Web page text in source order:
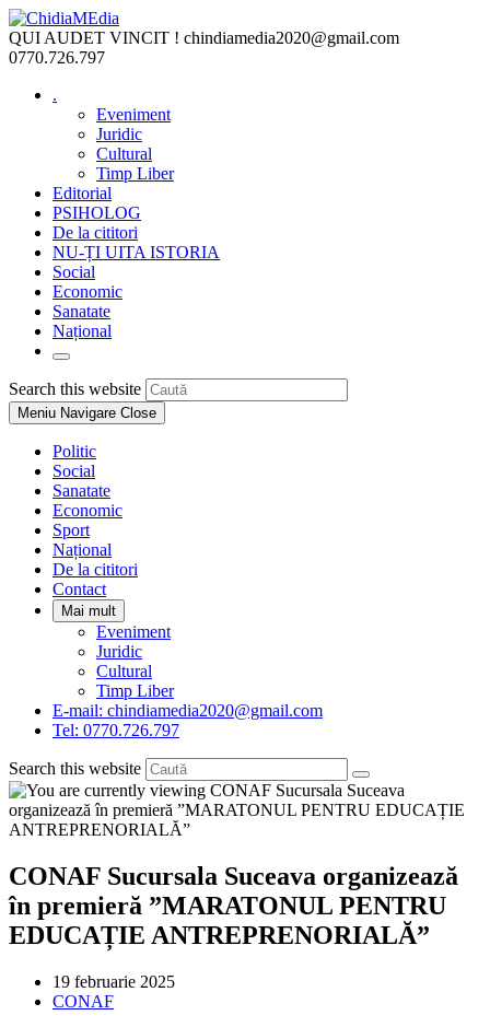
Skip
to
content
QUI AUDET VINCIT ! chindiamedia2020@gmail.com
0770.726.797
.
Eveniment
Juridic
Cultural
Timp Liber
Editorial
PSIHOLOG
De la cititori
NU-ȚI UITA ISTORIA
Social
Economic
Sanatate
Național
Toggle
website
search
Search this website
Escape
Meniu Navigare Close
Politic
Social
Sanatate
Economic
Sport
Național
De la cititori
Contact
Mai mult
Eveniment
Juridic
Cultural
Timp Liber
E-mail: chindiamedia2020@gmail.com
Tel: 0770.726.797
Search this website
CONAF Sucursala Suceava organizează
în premieră ”MARATONUL PENTRU
EDUCAȚIE ANTREPRENORIALĂ”
Post
published:
19 februarie 2025
Post
CONAF